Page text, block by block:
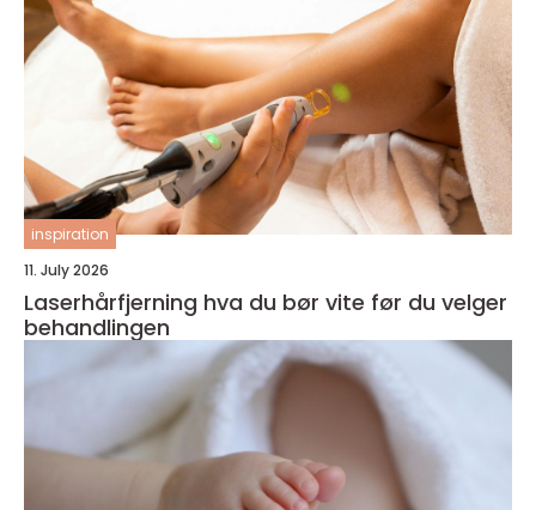
inspiration
11. July 2026
Laserhårfjerning hva du bør vite før du velger
behandlingen